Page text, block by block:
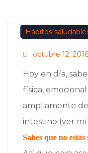
Hábitos
octubre 12,
Hoy en día,
física,
ampliamente
intestino (ver
Sabes que no